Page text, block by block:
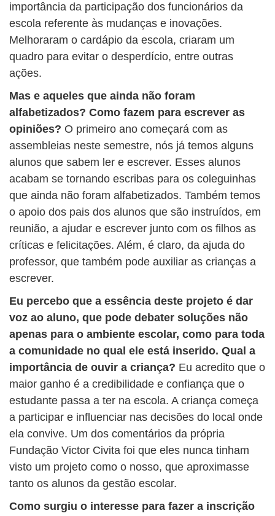
importância da participação dos funcionários da
escola referente às mudanças e inovações.
Melhoraram o cardápio da escola, criaram um
quadro para evitar o desperdício, entre outras
ações.
Mas e aqueles que ainda não foram
alfabetizados? Como fazem para escrever as
opiniões? O primeiro ano começará com as
assembleias neste semestre, nós já temos alguns
alunos que sabem ler e escrever. Esses alunos
acabam se tornando escribas para os coleguinhas
que ainda não foram alfabetizados. Também temos
o apoio dos pais dos alunos que são instruídos, em
reunião, a ajudar e escrever junto com os filhos as
críticas e felicitações. Além, é claro, da ajuda do
professor, que também pode auxiliar as crianças a
escrever.
Eu percebo que a essência deste projeto é dar
voz ao aluno, que pode debater soluções não
apenas para o ambiente escolar, como para toda
a comunidade no qual ele está inserido. Qual a
importância de ouvir a criança? Eu acredito que o
maior ganho é a credibilidade e confiança que o
estudante passa a ter na escola. A criança começa
a participar e influenciar nas decisões do local onde
ela convive. Um dos comentários da própria
Fundação Victor Civita foi que eles nunca tinham
visto um projeto como o nosso, que aproximasse
tanto os alunos da gestão escolar.
Como surgiu o interesse para fazer a inscrição